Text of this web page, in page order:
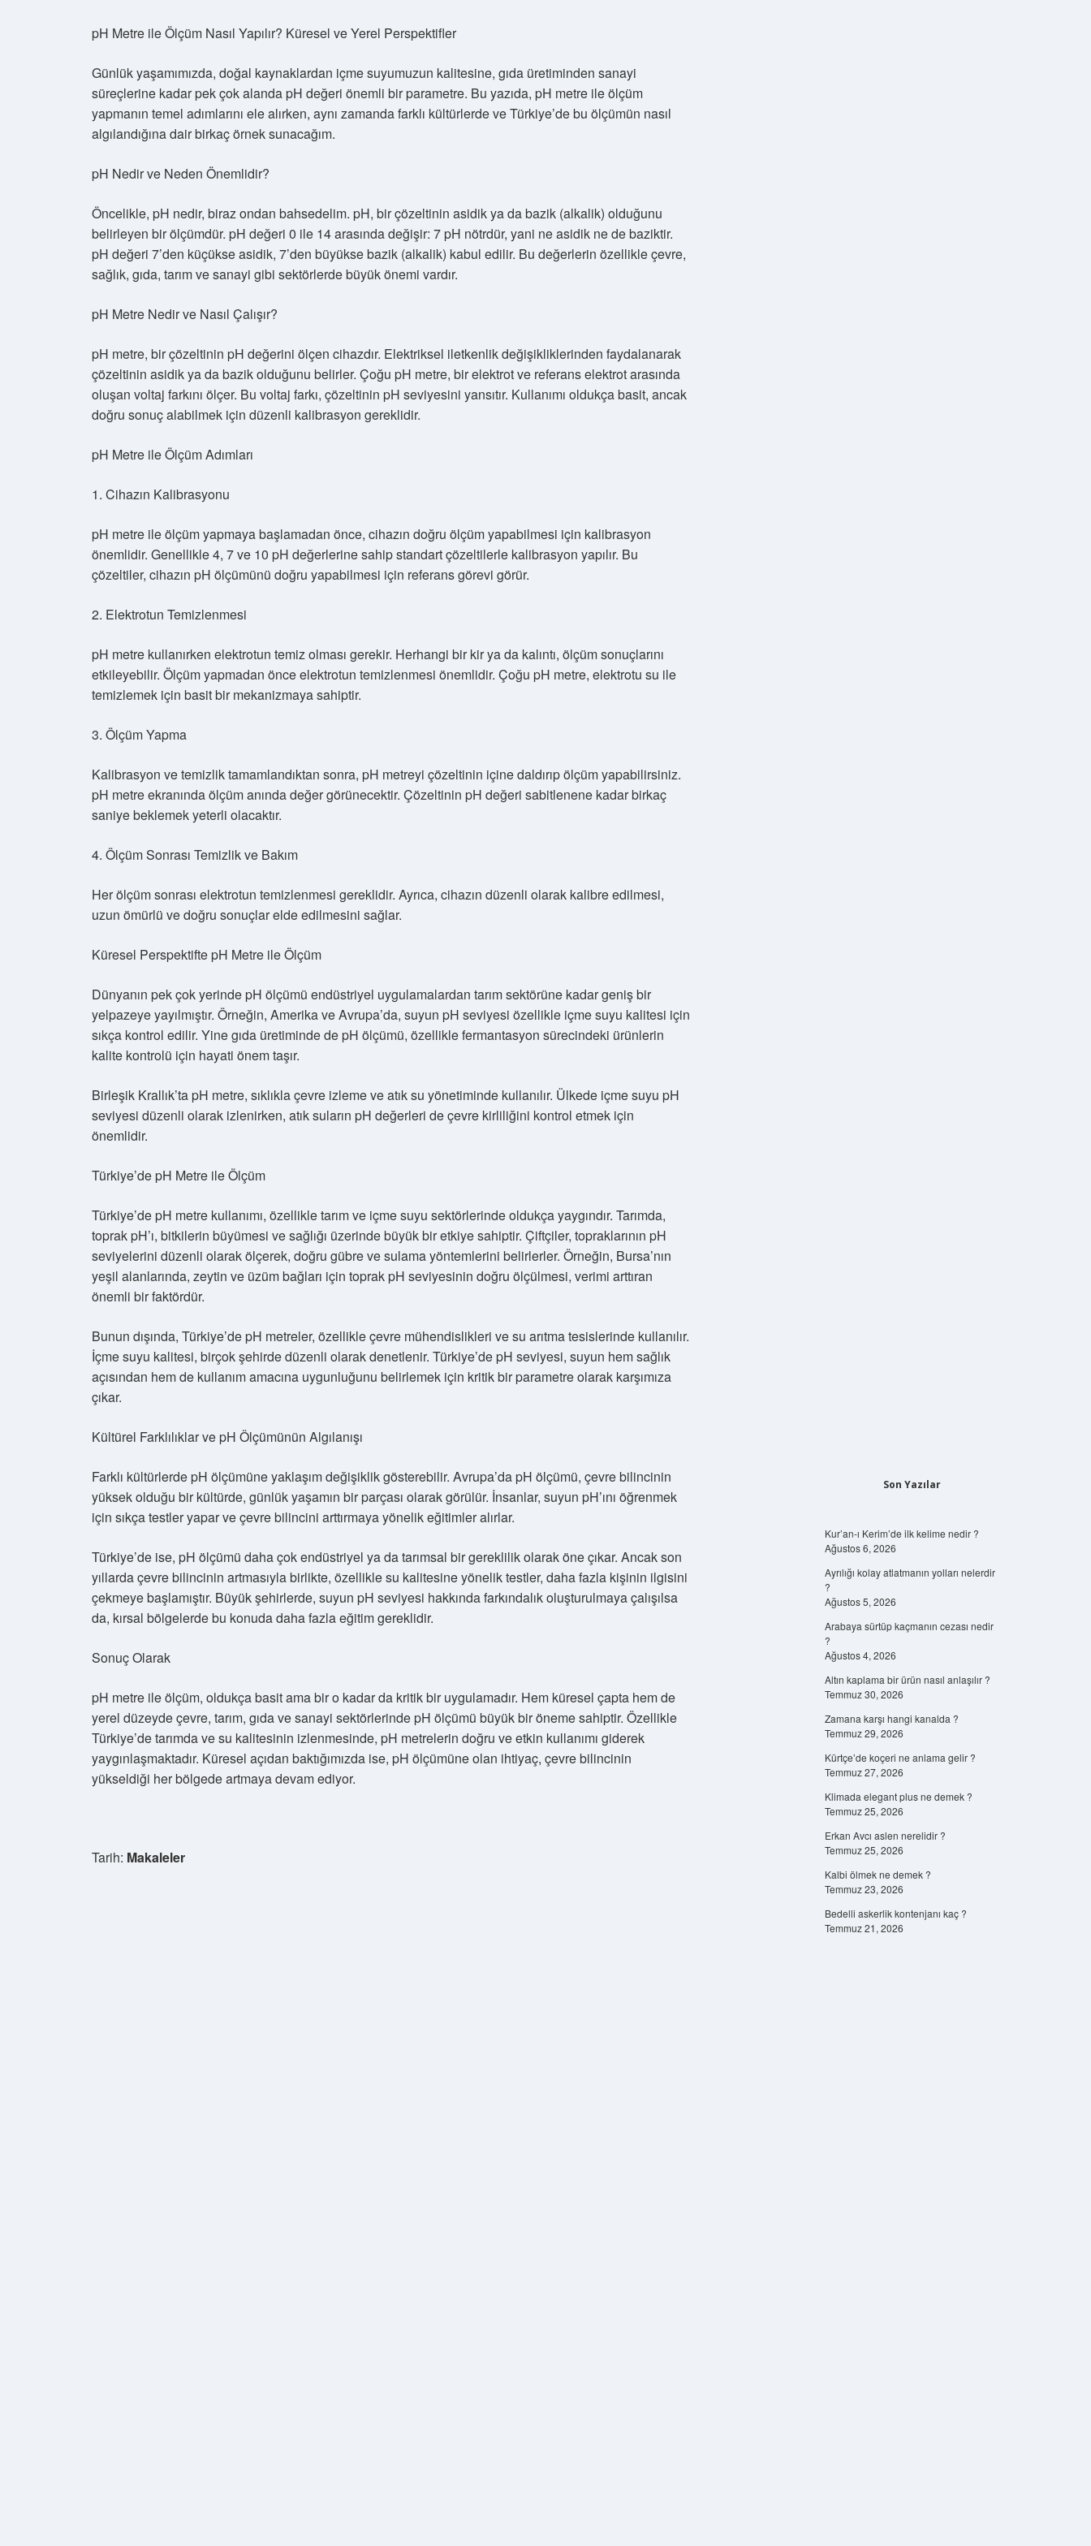
pH Metre ile Ölçüm Nasıl Yapılır? Küresel ve Yerel Perspektifler
Günlük yaşamımızda, doğal kaynaklardan içme suyumuzun kalitesine, gıda üretiminden sanayi
süreçlerine kadar pek çok alanda pH değeri önemli bir parametre. Bu yazıda, pH metre ile ölçüm
yapmanın temel adımlarını ele alırken, aynı zamanda farklı kültürlerde ve Türkiye’de bu ölçümün nasıl
algılandığına dair birkaç örnek sunacağım.
pH Nedir ve Neden Önemlidir?
Öncelikle, pH nedir, biraz ondan bahsedelim. pH, bir çözeltinin asidik ya da bazik (alkalik) olduğunu
belirleyen bir ölçümdür. pH değeri 0 ile 14 arasında değişir: 7 pH nötrdür, yani ne asidik ne de baziktir.
pH değeri 7’den küçükse asidik, 7’den büyükse bazik (alkalik) kabul edilir. Bu değerlerin özellikle çevre,
sağlık, gıda, tarım ve sanayi gibi sektörlerde büyük önemi vardır.
pH Metre Nedir ve Nasıl Çalışır?
pH metre, bir çözeltinin pH değerini ölçen cihazdır. Elektriksel iletkenlik değişikliklerinden faydalanarak
çözeltinin asidik ya da bazik olduğunu belirler. Çoğu pH metre, bir elektrot ve referans elektrot arasında
oluşan voltaj farkını ölçer. Bu voltaj farkı, çözeltinin pH seviyesini yansıtır. Kullanımı oldukça basit, ancak
doğru sonuç alabilmek için düzenli kalibrasyon gereklidir.
pH Metre ile Ölçüm Adımları
1. Cihazın Kalibrasyonu
pH metre ile ölçüm yapmaya başlamadan önce, cihazın doğru ölçüm yapabilmesi için kalibrasyon
önemlidir. Genellikle 4, 7 ve 10 pH değerlerine sahip standart çözeltilerle kalibrasyon yapılır. Bu
çözeltiler, cihazın pH ölçümünü doğru yapabilmesi için referans görevi görür.
2. Elektrotun Temizlenmesi
pH metre kullanırken elektrotun temiz olması gerekir. Herhangi bir kir ya da kalıntı, ölçüm sonuçlarını
etkileyebilir. Ölçüm yapmadan önce elektrotun temizlenmesi önemlidir. Çoğu pH metre, elektrotu su ile
temizlemek için basit bir mekanizmaya sahiptir.
3. Ölçüm Yapma
Kalibrasyon ve temizlik tamamlandıktan sonra, pH metreyi çözeltinin içine daldırıp ölçüm yapabilirsiniz.
pH metre ekranında ölçüm anında değer görünecektir. Çözeltinin pH değeri sabitlenene kadar birkaç
saniye beklemek yeterli olacaktır.
4. Ölçüm Sonrası Temizlik ve Bakım
Her ölçüm sonrası elektrotun temizlenmesi gereklidir. Ayrıca, cihazın düzenli olarak kalibre edilmesi,
uzun ömürlü ve doğru sonuçlar elde edilmesini sağlar.
Küresel Perspektifte pH Metre ile Ölçüm
Dünyanın pek çok yerinde pH ölçümü endüstriyel uygulamalardan tarım sektörüne kadar geniş bir
yelpazeye yayılmıştır. Örneğin, Amerika ve Avrupa’da, suyun pH seviyesi özellikle içme suyu kalitesi için
sıkça kontrol edilir. Yine gıda üretiminde de pH ölçümü, özellikle fermantasyon sürecindeki ürünlerin
kalite kontrolü için hayati önem taşır.
Birleşik Krallık’ta pH metre, sıklıkla çevre izleme ve atık su yönetiminde kullanılır. Ülkede içme suyu pH
seviyesi düzenli olarak izlenirken, atık suların pH değerleri de çevre kirliliğini kontrol etmek için
önemlidir.
Türkiye’de pH Metre ile Ölçüm
Türkiye’de pH metre kullanımı, özellikle tarım ve içme suyu sektörlerinde oldukça yaygındır. Tarımda,
toprak pH’ı, bitkilerin büyümesi ve sağlığı üzerinde büyük bir etkiye sahiptir. Çiftçiler, topraklarının pH
seviyelerini düzenli olarak ölçerek, doğru gübre ve sulama yöntemlerini belirlerler. Örneğin, Bursa’nın
yeşil alanlarında, zeytin ve üzüm bağları için toprak pH seviyesinin doğru ölçülmesi, verimi arttıran
önemli bir faktördür.
Bunun dışında, Türkiye’de pH metreler, özellikle çevre mühendislikleri ve su arıtma tesislerinde kullanılır.
İçme suyu kalitesi, birçok şehirde düzenli olarak denetlenir. Türkiye’de pH seviyesi, suyun hem sağlık
açısından hem de kullanım amacına uygunluğunu belirlemek için kritik bir parametre olarak karşımıza
çıkar.
Kültürel Farklılıklar ve pH Ölçümünün Algılanışı
Farklı kültürlerde pH ölçümüne yaklaşım değişiklik gösterebilir. Avrupa’da pH ölçümü, çevre bilincinin
yüksek olduğu bir kültürde, günlük yaşamın bir parçası olarak görülür. İnsanlar, suyun pH’ını öğrenmek
için sıkça testler yapar ve çevre bilincini arttırmaya yönelik eğitimler alırlar.
Türkiye’de ise, pH ölçümü daha çok endüstriyel ya da tarımsal bir gereklilik olarak öne çıkar. Ancak son
yıllarda çevre bilincinin artmasıyla birlikte, özellikle su kalitesine yönelik testler, daha fazla kişinin ilgisini
çekmeye başlamıştır. Büyük şehirlerde, suyun pH seviyesi hakkında farkındalık oluşturulmaya çalışılsa
da, kırsal bölgelerde bu konuda daha fazla eğitim gereklidir.
Sonuç Olarak
pH metre ile ölçüm, oldukça basit ama bir o kadar da kritik bir uygulamadır. Hem küresel çapta hem de
yerel düzeyde çevre, tarım, gıda ve sanayi sektörlerinde pH ölçümü büyük bir öneme sahiptir. Özellikle
Türkiye’de tarımda ve su kalitesinin izlenmesinde, pH metrelerin doğru ve etkin kullanımı giderek
yaygınlaşmaktadır. Küresel açıdan baktığımızda ise, pH ölçümüne olan ihtiyaç, çevre bilincinin
yükseldiği her bölgede artmaya devam ediyor.
Tarih: Makaleler
Son Yazılar
Kur’an-ı Kerim’de ilk kelime nedir ?
Ağustos 6, 2026
Ayrılığı kolay atlatmanın yolları nelerdir
?
Ağustos 5, 2026
Arabaya sürtüp kaçmanın cezası nedir
?
Ağustos 4, 2026
Altın kaplama bir ürün nasıl anlaşılır ?
Temmuz 30, 2026
Zamana karşı hangi kanalda ?
Temmuz 29, 2026
Kürtçe’de koçeri ne anlama gelir ?
Temmuz 27, 2026
Klimada elegant plus ne demek ?
Temmuz 25, 2026
Erkan Avcı aslen nerelidir ?
Temmuz 25, 2026
Kalbi ölmek ne demek ?
Temmuz 23, 2026
Bedelli askerlik kontenjanı kaç ?
Temmuz 21, 2026